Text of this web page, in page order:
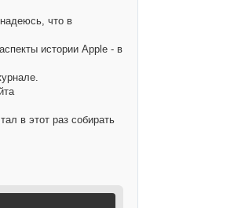
что в
истории Apple - в
в этот раз собирать